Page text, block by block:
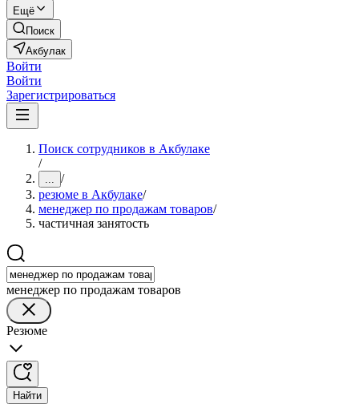
Ещё
Поиск
Акбулак
Войти
Войти
Зарегистрироваться
Поиск сотрудников в Акбулаке
/
... /
резюме в Акбулаке/
менеджер по продажам товаров/
частичная занятость
менеджер по продажам товаров
Резюме
Найти